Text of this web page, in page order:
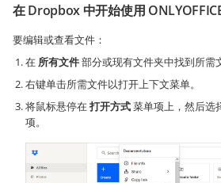
在 Dropbox 中开始使用
要编辑或查看文件：
在 所有文件部分或现有文件夹中找到所需
右键单击所需文件以打开上下文菜单。
将鼠标悬停在打开方式菜单项上，然后选
项。